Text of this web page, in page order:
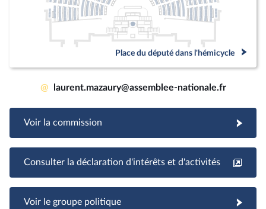
Place du député dans l'hémicycle
@ laurent.mazaury@assemblee-nationale.fr
Voir la commission
Consulter la déclaration d'intérêts et d'activités
Voir le groupe politique